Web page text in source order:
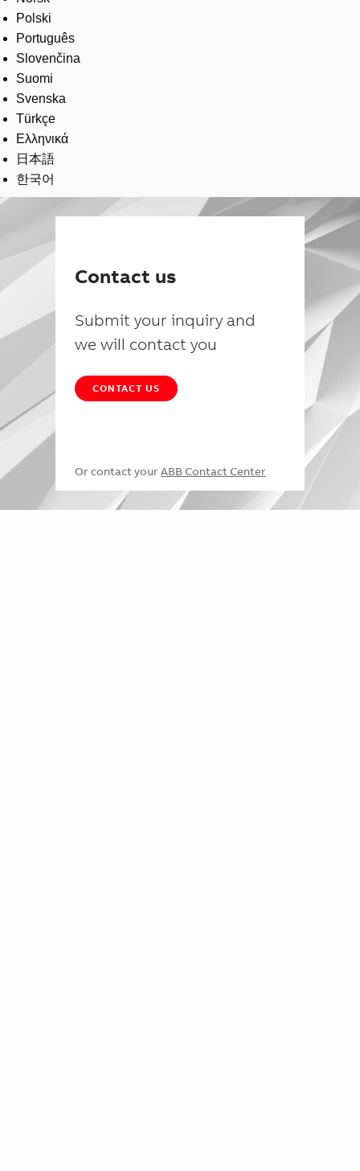
Polski
Português
Slovenčina
Suomi
Svenska
Türkçe
Ελληνικά
日本語
한국어
Contact us
Submit your inquiry and
we will contact you
CONTACT US
Or contact your ABB Contact Center